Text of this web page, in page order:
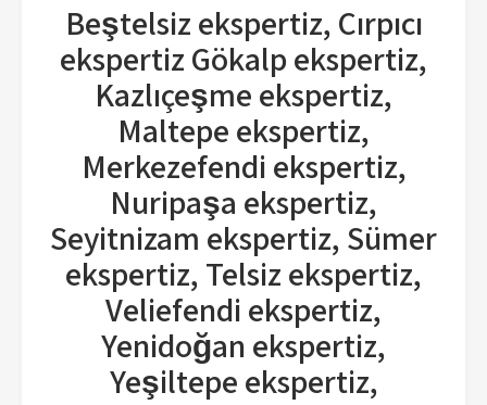
Beştelsiz ekspertiz, Çırpıcı
ekspertiz Gökalp ekspertiz,
Kazlıçeşme ekspertiz,
Maltepe ekspertiz,
Merkezefendi ekspertiz,
Nuripaşa ekspertiz,
Seyitnizam ekspertiz, Sümer
ekspertiz, Telsiz ekspertiz,
Veliefendi ekspertiz,
Yenidoğan ekspertiz,
Yeşiltepe ekspertiz,